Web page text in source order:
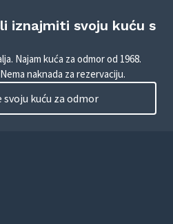
iznajmiti svoju kuću s
Najam kuća za odmor od 1968.
naknada za rezervaciju.
kuću za odmor